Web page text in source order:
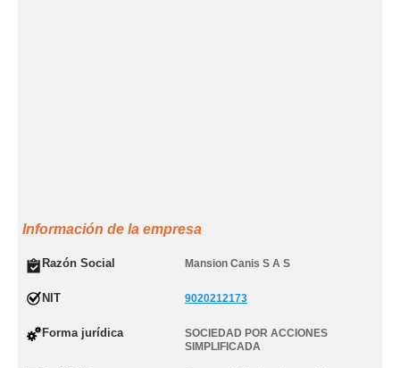
Información de la empresa
Razón Social Mansion Canis S A S
NIT 9020212173
Forma jurídica
SOCIEDAD POR ACCIONES
SIMPLIFICADA